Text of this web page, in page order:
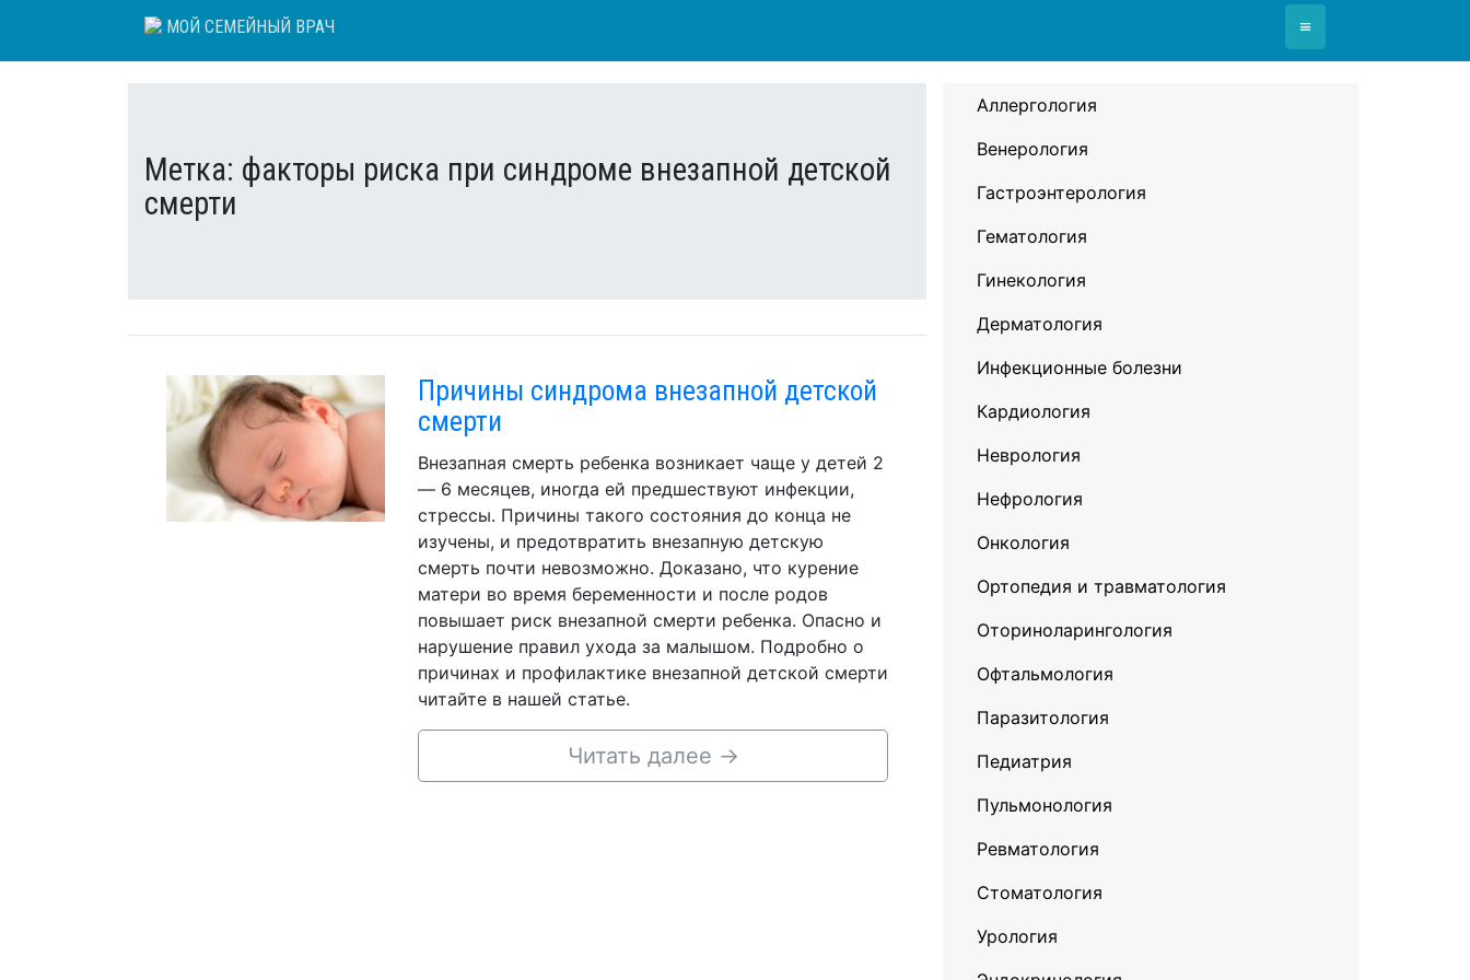
content
МОЙ СЕМЕЙНЫЙ ВРАЧ ≡
Метка: факторы риска при синдроме внезапной детской
смерти
Причины синдрома внезапной детской
смерти
Внезапная смерть ребенка возникает чаще у детей 2
— 6 месяцев, иногда ей предшествуют инфекции,
стрессы. Причины такого состояния до конца не
изучены, и предотвратить внезапную детскую
смерть почти невозможно. Доказано, что курение
матери во время беременности и после родов
повышает риск внезапной смерти ребенка. Опасно и
нарушение правил ухода за малышом. Подробно о
причинах и профилактике внезапной детской смерти
читайте в нашей статье.
Читать далее →
Аллергология
Венерология
Гастроэнтерология
Гематология
Гинекология
Дерматология
Инфекционные болезни
Кардиология
Неврология
Нефрология
Онкология
Ортопедия и травматология
Оториноларингология
Офтальмология
Паразитология
Педиатрия
Пульмонология
Ревматология
Стоматология
Урология